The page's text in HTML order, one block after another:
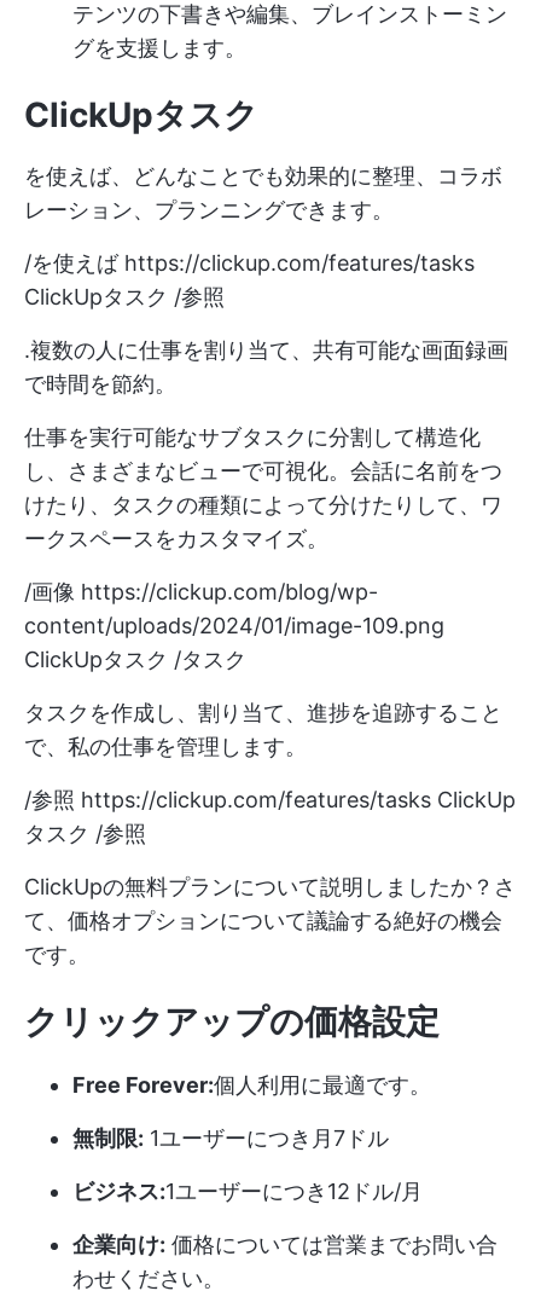
テンツの下書きや編集、ブレインストーミン
グを支援します。
ClickUpタスク
を使えば、どんなことでも効果的に整理、コラボ
レーション、プランニングできます。
/を使えば https://clickup.com/features/tasks
ClickUpタスク /参照
.複数の人に仕事を割り当て、共有可能な画面録画
で時間を節約。
仕事を実行可能なサブタスクに分割して構造化
し、さまざまなビューで可視化。会話に名前をつ
けたり、タスクの種類によって分けたりして、ワ
ークスペースをカスタマイズ。
/画像 https://clickup.com/blog/wp-
content/uploads/2024/01/image-109.png
ClickUpタスク /タスク
タスクを作成し、割り当て、進捗を追跡すること
で、私の仕事を管理します。
/参照 https://clickup.com/features/tasks ClickUp
タスク /参照
ClickUpの無料プランについて説明しましたか？さ
て、価格オプションについて議論する絶好の機会
です。
クリックアップの価格設定
Free Forever:個人利用に最適です。
無制限: 1ユーザーにつき月7ドル
ビジネス:1ユーザーにつき12ドル/月
企業向け: 価格については営業までお問い合
わせください。